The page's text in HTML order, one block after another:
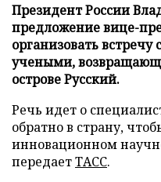
Президент России
предложение вице-
организовать
учеными,
острове Русский.
Речь идет о
обратно в страну,
инновационном
передаетТАСС.